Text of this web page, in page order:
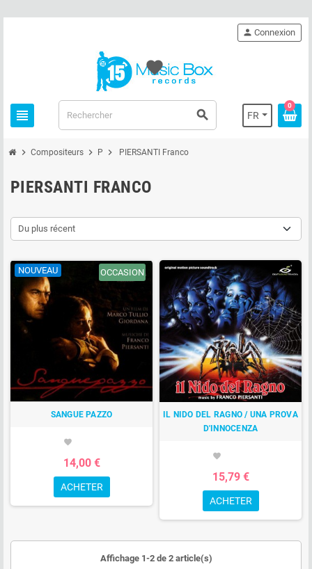
view_headline search FR
person Connexion
0
favorite
chevron_right Compositeurs chevron_right P chevron_right PIERSANTI Franco
PIERSANTI FRANCO
Du plus récent
NOUVEAU OCCASION
SANGUE PAZZO
favorite
14,00 €
ACHETER
IL NIDO DEL RAGNO / UNA PROVA
D'INNOCENZA
favorite
15,79 €
ACHETER
Affichage 1-2 de 2 article(s)